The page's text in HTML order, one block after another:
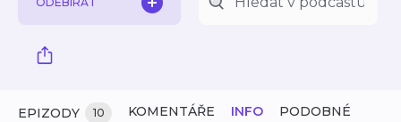
EPIZODY 10 KOMENTÁŘE INFO PODOBNÉ